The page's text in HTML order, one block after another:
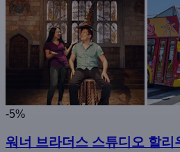
-5%
워너 브라더스 스튜디오 할리